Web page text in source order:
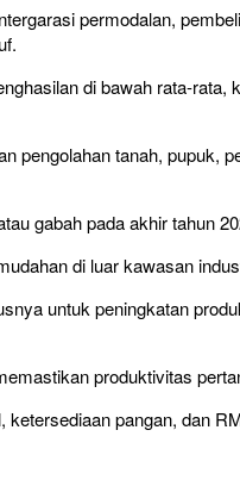
permodalan,
di bawah rata-
pengolahan tanah,
gabah pada akhir tahun
di luar kawasan
untuk peningkatan
produktivitas
pangan, dan